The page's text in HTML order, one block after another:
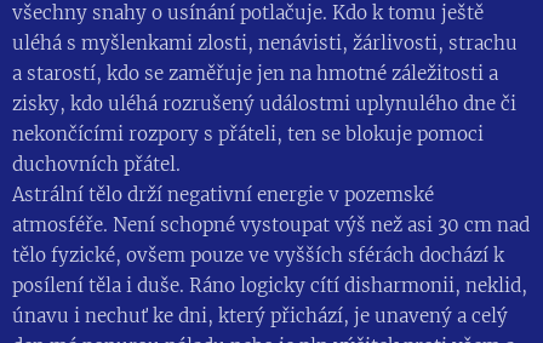
všechny snahy o usínání potlačuje. Kdo k tomu ještě
uléhá s myšlenkami zlosti, nenávisti, žárlivosti, strachu
a starostí, kdo se zaměřuje jen na hmotné záležitosti a
zisky, kdo uléhá rozrušený událostmi uplynulého dne či
nekončícími rozpory s přáteli, ten se blokuje pomoci
duchovních přátel.
Astrální tělo drží negativní energie v pozemské
atmosféře. Není schopné vystoupat výš než asi 30 cm nad
tělo fyzické, ovšem pouze ve vyšších sférách dochází k
posílení těla i duše. Ráno logicky cítí disharmonii, neklid,
únavu i nechuť ke dni, který přichází, je unavený a celý